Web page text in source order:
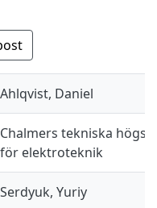
Ahlqvist, Daniel
Chalmers tekniska
för elektroteknik
Serdyuk, Yuriy